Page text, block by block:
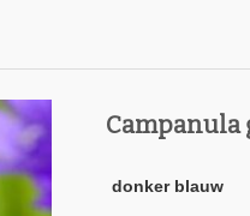
Campanula
donker blauw